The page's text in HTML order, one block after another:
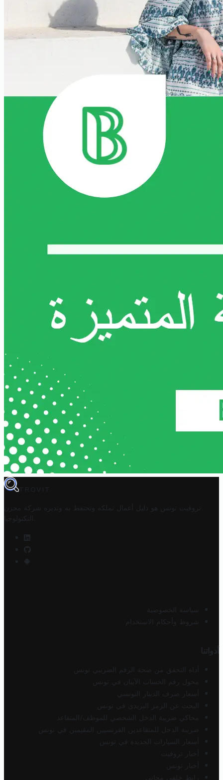
TROVIT
تروفيت تونس هو دليل أعمال تملكه وتحتفظ به وتديره
شركة مخزن
التكنولوجيا
سياسة الخصوصية
شروط وأحكام الاستخدام
أدواتنا
أداة التحقق من صحة الرقم الضريبي تونس
محول رقم الحساب الآيبان في تونس
أسعار صرف الدينار التونسي
البحث عن الرمز البريدي في تونس
محاكي ضريبة الدخل الشخصي للموظف/المتقاعد
ضريبة الدخل للمتقاعدين الفرنسيين المقيمين في تونس
أسعار السيارات الجديدة في تونس
أخبار تروفيت
أخبار تونس
رابط خلفي مجاني